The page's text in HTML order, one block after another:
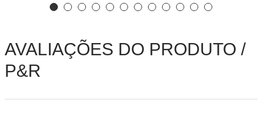
AVALIAÇÕES DO PRODUTO /
P&R